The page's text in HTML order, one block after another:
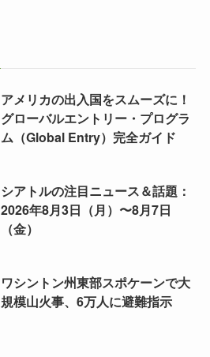
アメリカの出入国をスムーズに！
グローバルエントリー・プログラ
ム（Global Entry）完全ガイド
シアトルの注目ニュース＆話題：
2026年8月3日（月）〜8月7日
（金）
ワシントン州東部スポケーンで大
規模山火事、6万人に避難指示